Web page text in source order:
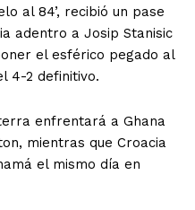
al 84’, recibió un pase
adentro a Josip Stanisic
el esférico pegado al
4-2 definitivo.
enfrentará a Ghana
mientras que Croacia
el mismo día en